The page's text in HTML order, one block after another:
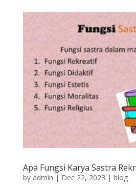
Apa Fungsi Karya Sastra
by admin | Dec 22, 2023 | blog